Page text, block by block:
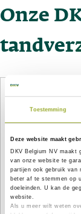
Toestemming
Deze website maakt
DKV Belgium NV maakt
van onze website te
partijen ook gebruik van
beter af te stemmen op
doeleinden. U kan de
website.
Als u meer wilt weten
Onze
Waarom kun je
afsluiten?
Heel simpel:
51,7% van de
totale bedrag
worden
Een enorm
aanvullende